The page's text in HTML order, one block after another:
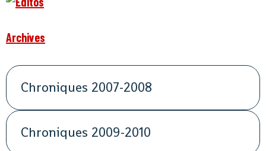
Archives
Chroniques 2007-2008
Chroniques 2009-2010